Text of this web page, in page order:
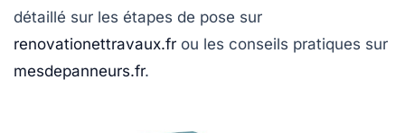
détaillé sur les étapes de pose sur
renovationettravaux.fr ou les conseils pratiques sur
mesdepanneurs.fr.